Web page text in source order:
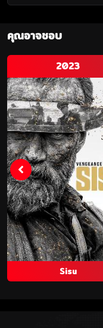
คุณอาจชอบ
2023
Sisu